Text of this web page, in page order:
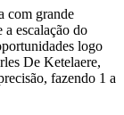
com grande
a escalação do
logo
De Ketelaere,
fazendo 1 a